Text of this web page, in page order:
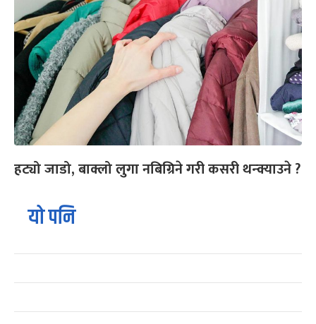
हट्यो जाडो, बाक्लो लुगा नबिग्रिने गरी कसरी थन्क्याउने ?
यो पनि